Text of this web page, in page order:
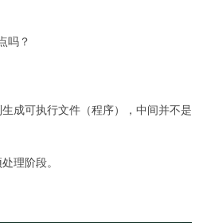
吗？
成可执行文件（程序），中间并不是
理阶段。